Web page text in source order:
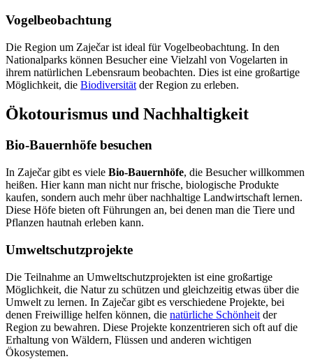
Vogelbeobachtung
Die Region um Zaječar ist ideal für Vogelbeobachtung. In den
Nationalparks können Besucher eine Vielzahl von Vogelarten in
ihrem natürlichen Lebensraum beobachten. Dies ist eine großartige
Möglichkeit, die Biodiversität der Region zu erleben.
Ökotourismus und Nachhaltigkeit
Bio-Bauernhöfe besuchen
In Zaječar gibt es viele Bio-Bauernhöfe, die Besucher willkommen
heißen. Hier kann man nicht nur frische, biologische Produkte
kaufen, sondern auch mehr über nachhaltige Landwirtschaft lernen.
Diese Höfe bieten oft Führungen an, bei denen man die Tiere und
Pflanzen hautnah erleben kann.
Umweltschutzprojekte
Die Teilnahme an Umweltschutzprojekten ist eine großartige
Möglichkeit, die Natur zu schützen und gleichzeitig etwas über die
Umwelt zu lernen. In Zaječar gibt es verschiedene Projekte, bei
denen Freiwillige helfen können, die natürliche Schönheit der
Region zu bewahren. Diese Projekte konzentrieren sich oft auf die
Erhaltung von Wäldern, Flüssen und anderen wichtigen
Ökosystemen.